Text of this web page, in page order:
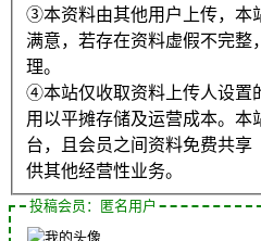
③本资料由其他用户上传，本
满意，若存在资料虚假不完整
理。
④本站仅收取资料上传人设置
用以平摊存储及运营成本。本
台，且会员之间资料免费共享
供其他经营性业务。
投稿会员：匿名用户